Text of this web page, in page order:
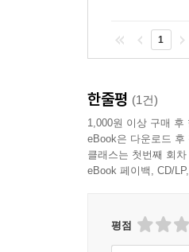
않을까” 도발하
황금색이며, 보초
1
한줄평 (1건)
1,000원 이상 구매 후
eBook은 다운로드
클래스는 첫번째 회
eBook 페이백, CD/
평점